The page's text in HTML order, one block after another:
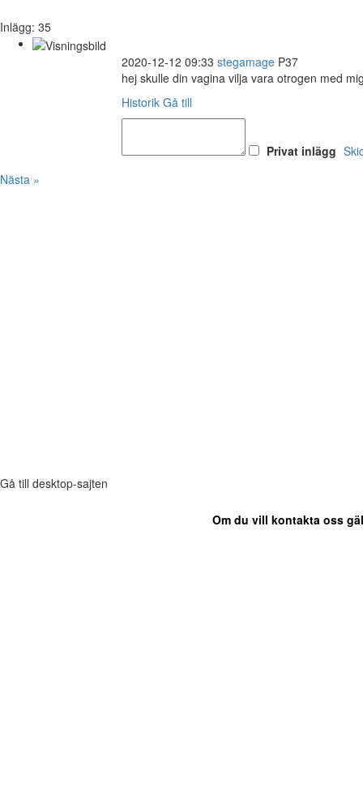
Inlägg: 35
2020-12-12 09:33 stegamage P37
hej skulle din vagina vilja vara otrogen med
Historik Gå till
Privat inlägg
Nästa »
Gå till desktop-sajten
Om du vill kontakta oss